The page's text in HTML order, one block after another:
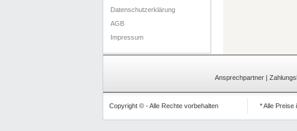
Datenschutzerklärung
AGB
Impressum
Ansprechpartner |
Copyright © - Alle Rechte vorbehalten * Alle Preise